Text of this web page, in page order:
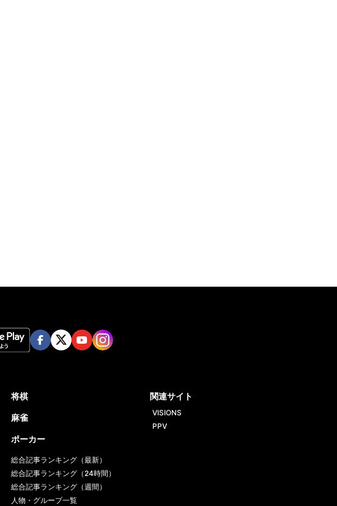
将棋
麻雀
ポーカー
総合記事ランキング（最新）
総合記事ランキング（24時間）
総合記事ランキング（週間）
人物・グループ一覧
関連サイト
VISIONS
PPV